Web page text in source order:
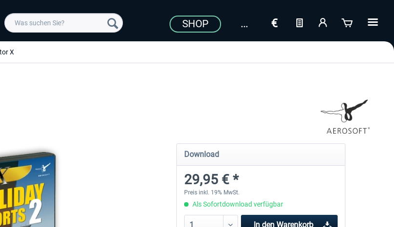
SHOP
X
Download
29,95 € *
Preis inkl. 19% MwSt.
Als Sofortdownload verfügbar
In den Warenkorb